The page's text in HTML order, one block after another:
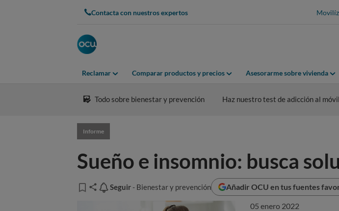
Contacta con nuestros expertos
Reclamar Comparar productos y precios Asesorarme sobre vivienda
Todo sobre bienestar y prevención Haz nuestro test de adicción al móvil
Informe
Sueño e insomnio: busca
Seguir
Seguir - Bienestar y prevención Añadir OCU en tus fuentes
05 enero 2022